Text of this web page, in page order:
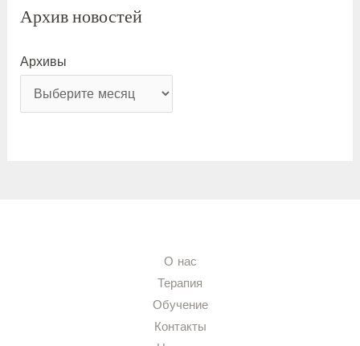
Архив новостей
Архивы
О нас
Терапия
Обучение
Контакты